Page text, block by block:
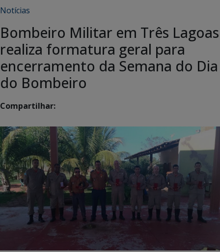
Notícias
Bombeiro Militar em Três Lagoas
realiza formatura geral para
encerramento da Semana do Dia
do Bombeiro
Compartilhar: